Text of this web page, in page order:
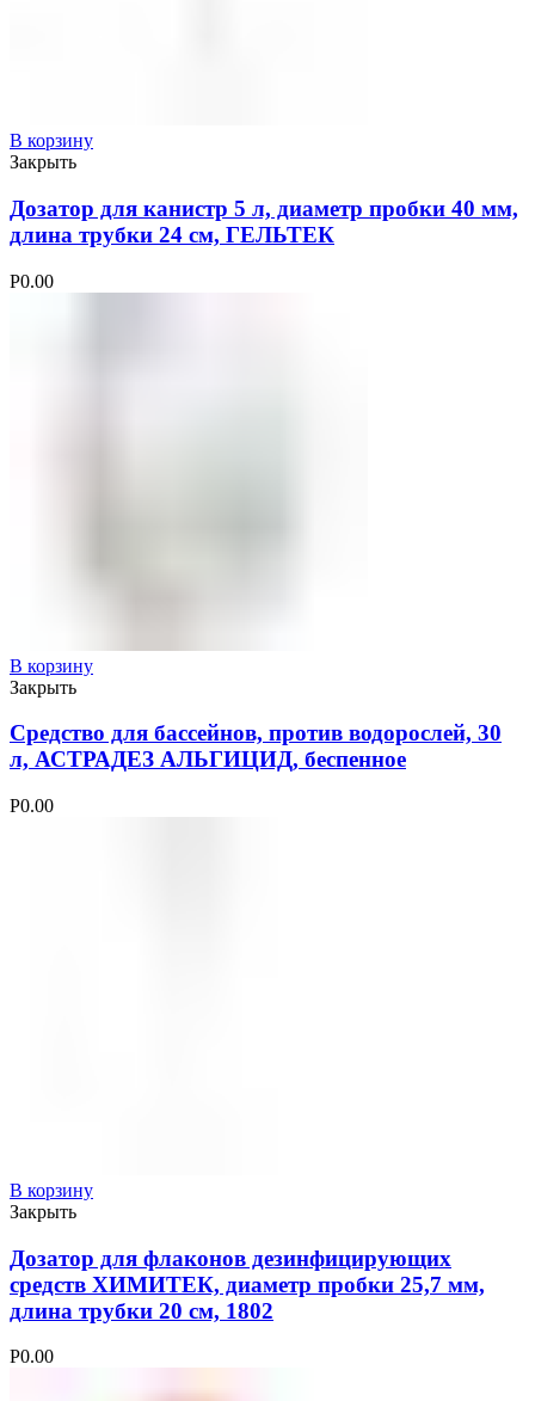
В корзину
Закрыть
Дозатор для канистр 5 л, диаметр пробки 40 мм,
длина трубки 24 см, ГЕЛЬТЕК
Р0.00
В корзину
Закрыть
Средство для бассейнов, против водорослей, 30
л, АСТРАДЕЗ АЛЬГИЦИД, беспенное
Р0.00
В корзину
Закрыть
Дозатор для флаконов дезинфицирующих
средств ХИМИТЕК, диаметр пробки 25,7 мм,
длина трубки 20 см, 1802
Р0.00